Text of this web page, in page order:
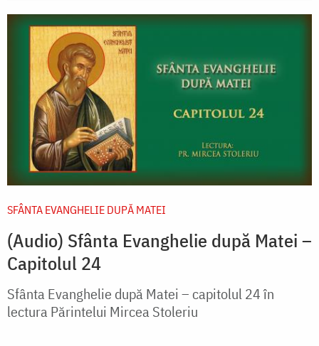
SFÂNTA EVANGHELIE DUPĂ MATEI
(Audio) Sfânta Evanghelie după Matei –
Capitolul 24
Sfânta Evanghelie după Matei – capitolul 24 în
lectura Părintelui Mircea Stoleriu